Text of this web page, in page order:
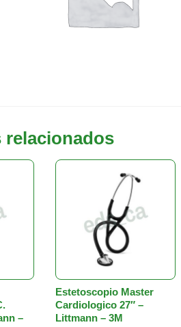
relacionados
–
Estetoscopio Master
Cardiologico 27″ –
Littmann – 3M